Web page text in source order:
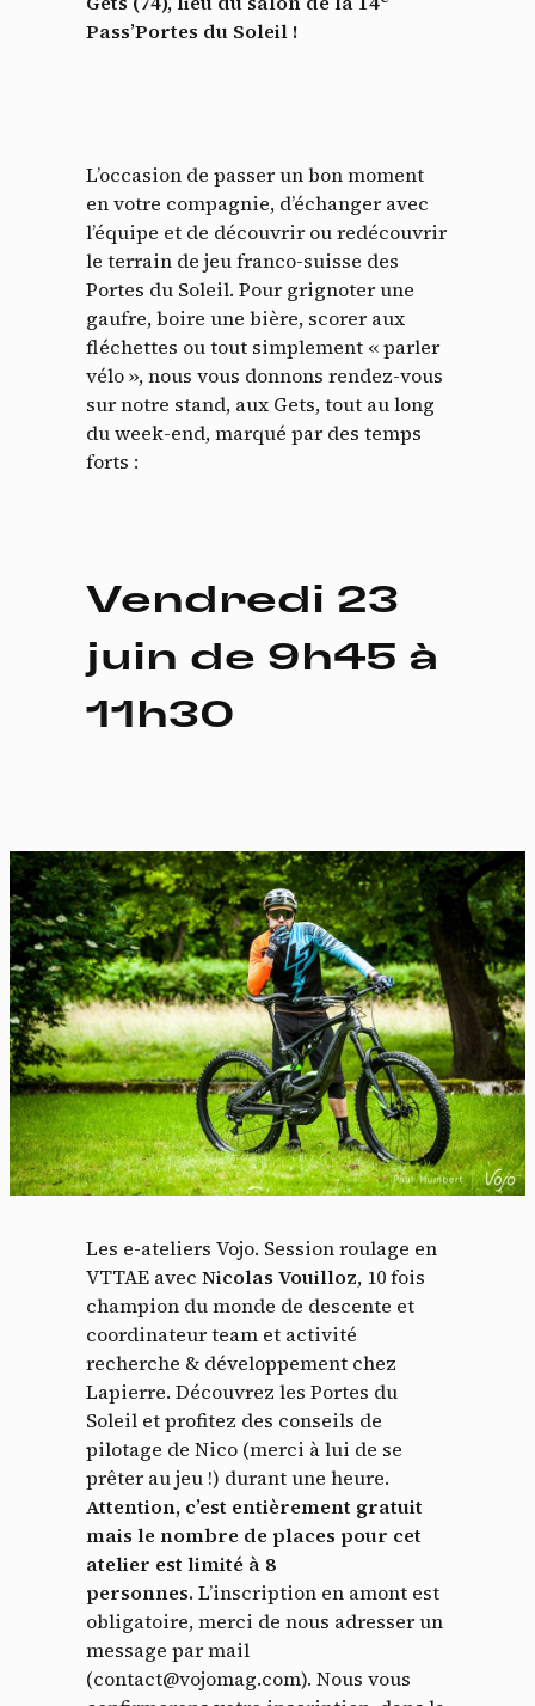
Pass’Portes du Soleil !
L’occasion de passer un bon moment
en votre compagnie, d’échanger avec
l’équipe et de découvrir ou redécouvrir
le terrain de jeu franco-suisse des
Portes du Soleil. Pour grignoter une
gaufre, boire une bière, scorer aux
fléchettes ou tout simplement « parler
vélo », nous vous donnons rendez-vous
sur notre stand, aux Gets, tout au long
du week-end, marqué par des temps
forts :
Vendredi 23
juin de 9h45 à
11h30
Les e-ateliers Vojo. Session roulage en
VTTAE avec Nicolas Vouilloz, 10 fois
champion du monde de descente et
coordinateur team et activité
recherche & développement chez
Lapierre. Découvrez les Portes du
Soleil et profitez des conseils de
pilotage de Nico (merci à lui de se
prêter au jeu !) durant une heure.
Attention, c’est entièrement gratuit
mais le nombre de places pour cet
atelier est limité à 8
personnes.L’inscription en amont est
obligatoire, merci de nous adresser un
message par mail
(contact@vojomag.com). Nous vous